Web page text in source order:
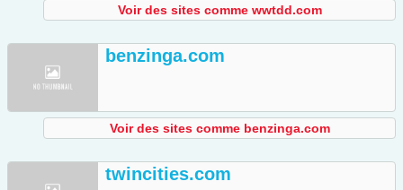
Voir des sites comme wwtdd.com
benzinga.com
Voir des sites comme benzinga.com
twincities.com